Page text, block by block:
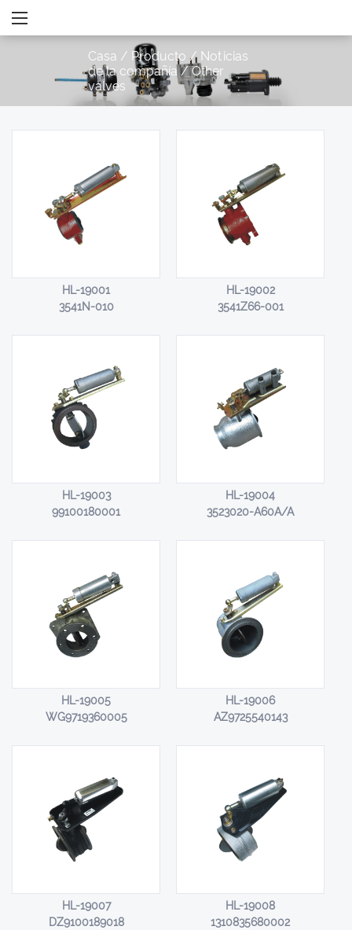
Casa / Producto / Noticias
de la compañía/Other
valves
HL-19001
3541N-010
HL-19002
3541Z66-001
HL-19003
99100180001
HL-19004
3523020-A60A/A
HL-19005
WG9719360005
HL-19006
AZ9725540143
HL-19007
DZ9100189018
HL-19008
1310835680002